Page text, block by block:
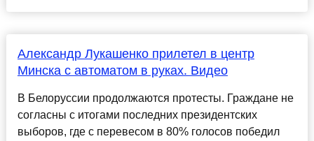
Александр Лукашенко прилетел в центр
Минска с автоматом в руках. Видео
В Белоруссии продолжаются протесты. Граждане не
согласны с итогами последних президентских
выборов, где с перевесом в 80% голосов победил